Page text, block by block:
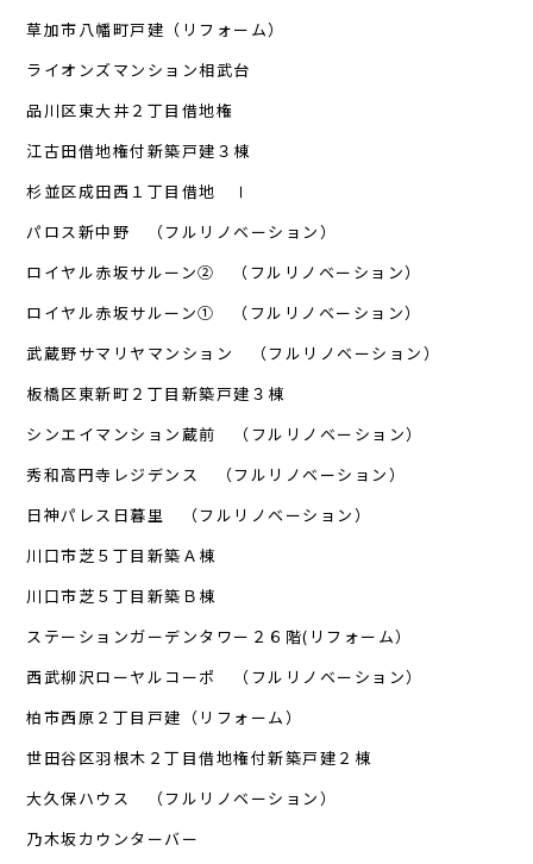
草加市八幡町戸建（リフォーム）
ライオンズマンション相武台
品川区東大井２丁目借地権
江古田借地権付新築戸建３棟
杉並区成田西１丁目借地 Ⅰ
パロス新中野 （フルリノベーション）
ロイヤル赤坂サルーン② （フルリノベーション）
ロイヤル赤坂サルーン① （フルリノベーション）
武蔵野サマリヤマンション （フルリノベーション）
板橋区東新町２丁目新築戸建３棟
シンエイマンション蔵前 （フルリノベーション）
秀和高円寺レジデンス （フルリノベーション）
日神パレス日暮里 （フルリノベーション）
川口市芝５丁目新築Ａ棟
川口市芝５丁目新築Ｂ棟
ステーションガーデンタワー２６階(リフォーム）
西武柳沢ローヤルコーポ （フルリノベーション）
柏市西原２丁目戸建（リフォーム）
世田谷区羽根木２丁目借地権付新築戸建２棟
大久保ハウス （フルリノベーション）
乃木坂カウンターバー